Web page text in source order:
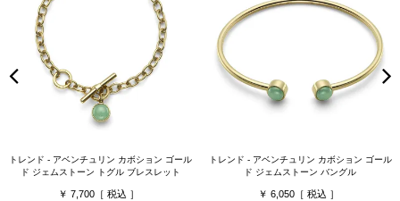
トレンド - アベンチュリン カボション ゴール
ド ジェムストーン トグル ブレスレット
7,700
トレンド - アベンチュリン カボション ゴール
ド ジェムストーン バングル
6,050